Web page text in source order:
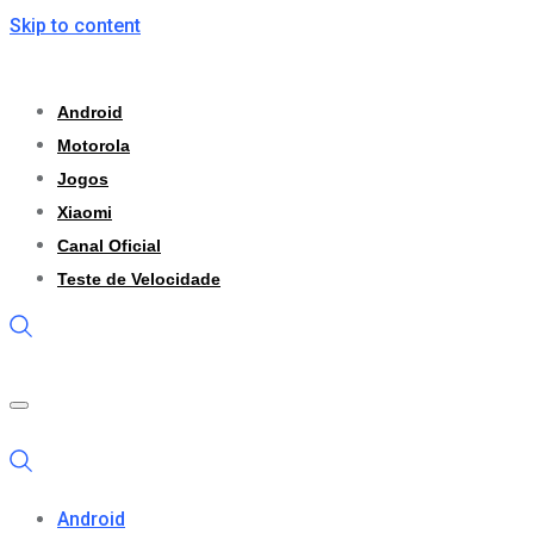
Skip to content
Android
Motorola
Jogos
Xiaomi
Canal Oficial
Teste de Velocidade
Android